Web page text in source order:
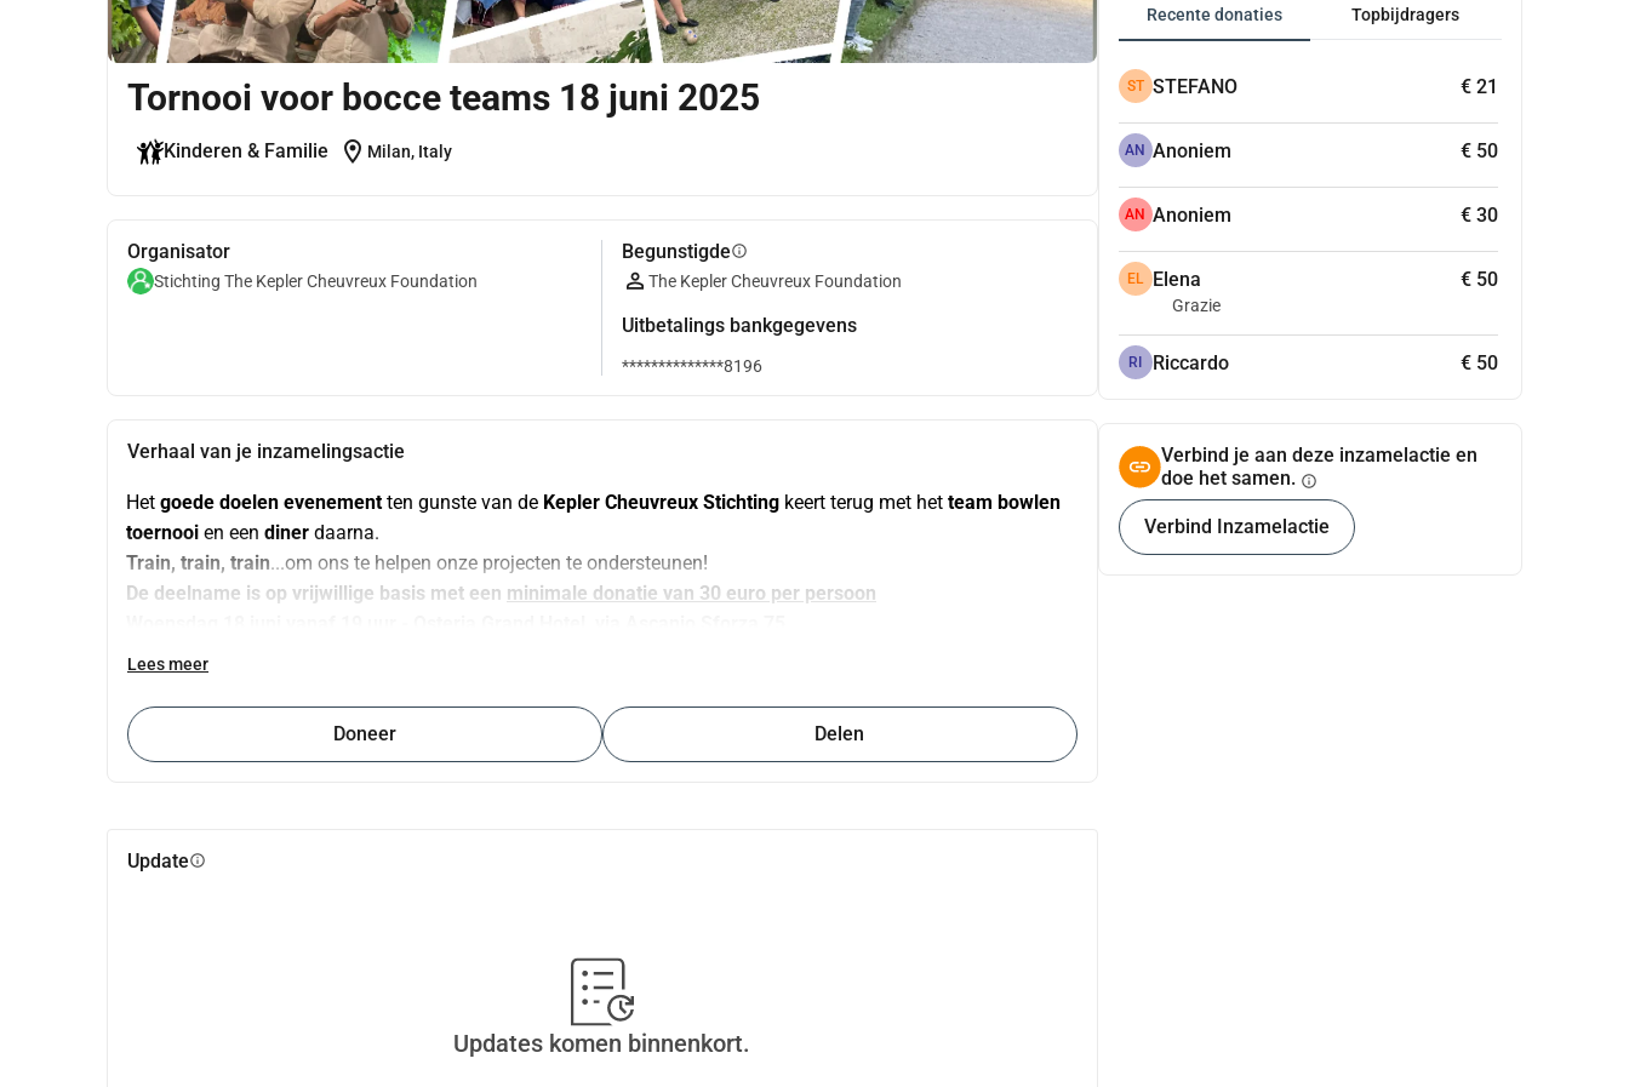
Tornooi voor bocce teams 18 juni 2025
Kinderen & Familie location_on Milan, Italy
Organisator
Stichting The Kepler Cheuvreux Foundation
Begunstigdeinfo
The Kepler Cheuvreux Foundation
Uitbetalings bankgegevens
**************8196
Verhaal van je inzamelingsactie
Het goede doelen evenement ten gunste van de Kepler Cheuvreux Stichting keert terug met het team bowlen
toernooi en een diner daarna.
Train, train, train...om ons te helpen onze projecten te ondersteunen!
De deelname is op vrijwillige basis met een minimale donatie van 30 euro per persoon
Lees meer
Doneer Delen
Updateinfo
Updates komen binnenkort.
Recente donaties Topbijdragers
ST STEFANO € 21
AN Anoniem € 50
AN Anoniem € 30
EL Elena € 50
Grazie
RI Riccardo € 50
Verbind je aan deze inzamelactie en
doe het samen. info
Verbind Inzamelactie